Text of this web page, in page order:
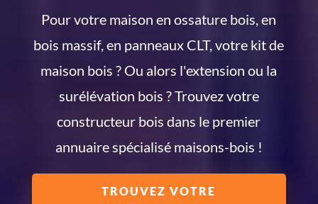
Pour votre maison en ossature bois, en
bois massif, en panneaux CLT, votre kit de
maison bois ? Ou alors l'extension ou la
surélévation bois ? Trouvez votre
constructeur bois dans le premier
annuaire spécialisé maisons-bois !
TROUVEZ VOTRE